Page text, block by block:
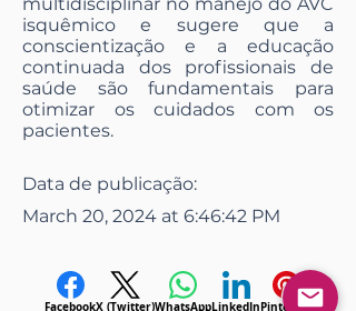
isquêmico e sugere que a
conscientização e a educação
continuada dos profissionais de
saúde são fundamentais para
otimizar os cuidados com os
pacientes.
Data de publicação:
March 20, 2024 at 6:46:42 PM
FacebookX (Twitter)WhatsAppLinkedInPinterest